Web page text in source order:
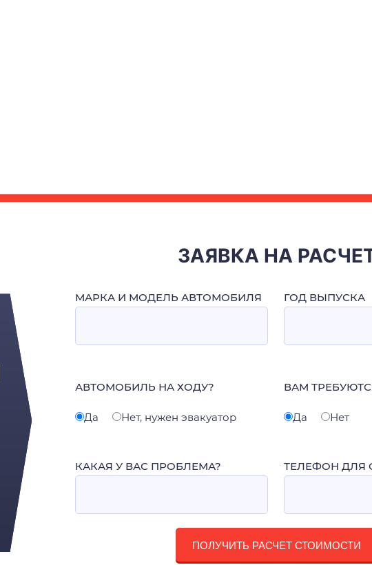
ЗАЯВКА НА
МАРКА И МОДЕЛЬ АВТОМОБИЛЯ ГОД ВЫПУСКА
АВТОМОБИЛЬ НА ХОДУ?
Да Нет, нужен эвакуатор
ВАМ
Да Нет
КАКАЯ У ВАС ПРОБЛЕМА? ТЕЛЕФОН ДЛЯ
ПОЛУЧИТЬ РАСЧЕТ СТОИМОСТИ